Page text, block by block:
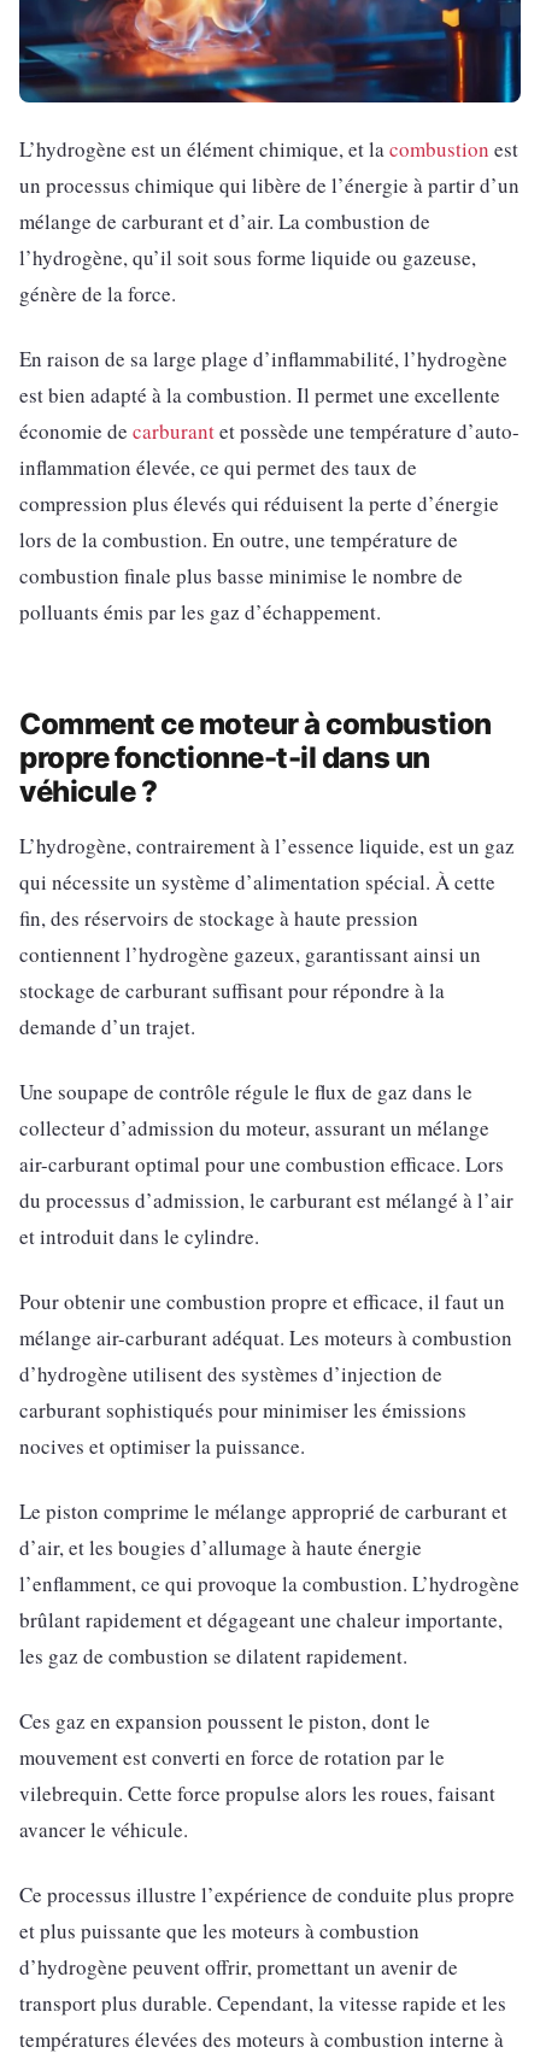
L’hydrogène est un élément chimique, et lacombustion est
un processus chimique qui libère de l’énergie à partir d’un
mélange de carburant et d’air. La combustion de
l’hydrogène, qu’il soit sous forme liquide ou gazeuse,
génère de la force.
En raison de sa large plage d’inflammabilité, l’hydrogène
est bien adapté à la combustion. Il permet une excellente
économie de carburantet possède une température d’auto-
inflammation élevée, ce qui permet des taux de
compression plus élevés qui réduisent la perte d’énergie
lors de la combustion. En outre, une température de
combustion finale plus basse minimise le nombre de
polluants émis par les gaz d’échappement.
Comment ce moteur à combustion
propre fonctionne-t-il dans un
véhicule ?
L’hydrogène, contrairement à l’essence liquide, est un gaz
qui nécessite un système d’alimentation spécial. À cette
fin, des réservoirs de stockage à haute pression
contiennent l’hydrogène gazeux, garantissant ainsi un
stockage de carburant suffisant pour répondre à la
demande d’un trajet.
Une soupape de contrôle régule le flux de gaz dans le
collecteur d’admission du moteur, assurant un mélange
air-carburant optimal pour une combustion efficace. Lors
du processus d’admission, le carburant est mélangé à l’air
et introduit dans le cylindre.
Pour obtenir une combustion propre et efficace, il faut un
mélange air-carburant adéquat. Les moteurs à combustion
d’hydrogène utilisent des systèmes d’injection de
carburant sophistiqués pour minimiser les émissions
nocives et optimiser la puissance.
Le piston comprime le mélange approprié de carburant et
d’air, et les bougies d’allumage à haute énergie
l’enflamment, ce qui provoque la combustion. L’hydrogène
brûlant rapidement et dégageant une chaleur importante,
les gaz de combustion se dilatent rapidement.
Ces gaz en expansion poussent le piston, dont le
mouvement est converti en force de rotation par le
vilebrequin. Cette force propulse alors les roues, faisant
avancer le véhicule.
Ce processus illustre l’expérience de conduite plus propre
et plus puissante que les moteurs à combustion
d’hydrogène peuvent offrir, promettant un avenir de
transport plus durable. Cependant, la vitesse rapide et les
températures élevées des moteurs à combustion interne à